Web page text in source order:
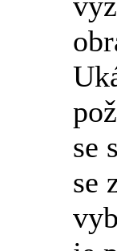
se
se